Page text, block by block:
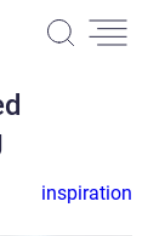
inspiration